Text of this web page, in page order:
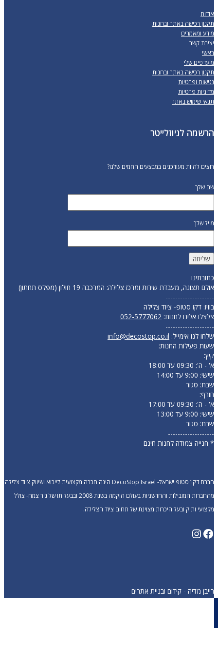
אודות
תקנון רכישה באתר ובחנות
מידע ומאמרים
יצירת קשר
ראשי
מועדפים שלי
תקנון רכישה באתר ובחנות
נגישות ופרטיות
מדיניות פרטיות
תנאי שימוש באתר
הרשמה לניוזלייטר
רוצים להיות מעודכנים במבצעים החמים שלנו?
שם שלך
מייל שלך
כתובתינו
אולם תצוגה, מעבדת שירות ומרכז צלילה: המרכבה 19 חולון (מפלס תחתון)
--------------------
בוויז: דקו סטופ- ציוד צלילה
צלצלו אלינו לחנות: 052-5777062
--------------------
שלחו לנו אימייל: info@decostop.co.il
שעות פעילות החנות:
קיץ:
א' - ה': 09:30 עד 18:00
שישי: 9:00 עד 14:00
שבת: סגור
חורף:
א' - ה': 09:30 עד 17:00
שישי: 9:00 עד 13:00
שבת: סגור
-------------------
* חנייה צמודה לחנות חינם
חברת דקו’ סטופ ישראל- DecoStop Israel הינה חברה מקצועית לייבוא ושיווק ציוד צלילה
מהחברות המובילות והחדשניות בעולם הוקמה בשנת 2008 ובבעלותו של ניר צמח- צולל
מקצועי ותיק ובעל היכרות מצוינת של תחום ציוד הצלילה.
Facebook
Instagram
רייבן מדיה - קידום ובניית אתרים